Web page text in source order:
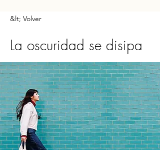
&lt; Volver
La oscuridad se disipa